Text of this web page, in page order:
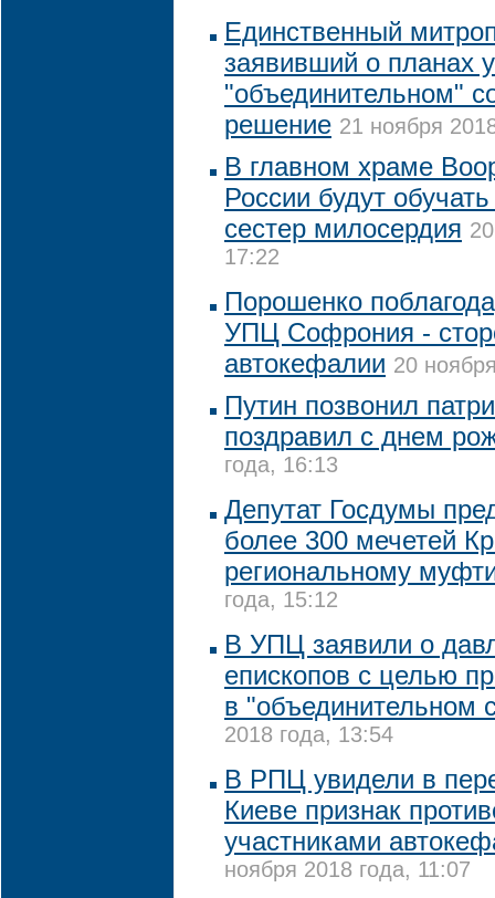
Единственный
заявивший о планах
"объединительном"
решение 21 ноября
В главном храме
России будут
сестер милосердия
17:22
Порошенко
УПЦ Софрония -
автокефалии 20
Путин позвонил
поздравил с днем
года, 16:13
Депутат Госдумы
более 300 мечетей
региональному
года, 15:12
В УПЦ заявили о
епископов с целью
в "объединительном
2018 года, 13:54
В РПЦ увидели в
Киеве признак
участниками
ноября 2018 года, 11:07